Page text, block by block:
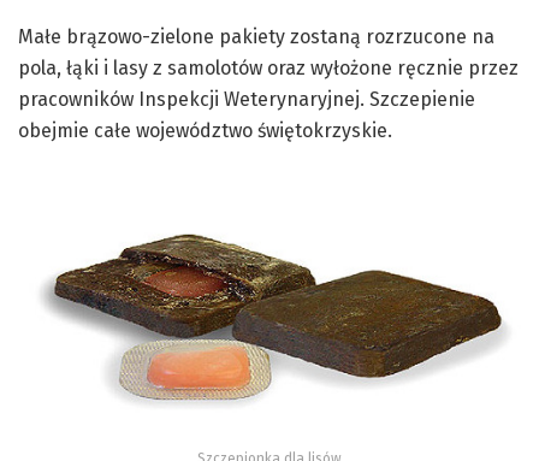
Małe brązowo-zielone pakiety zostaną rozrzucone na
pola, łąki i lasy z samolotów oraz wyłożone ręcznie przez
pracowników Inspekcji Weterynaryjnej. Szczepienie
obejmie całe województwo świętokrzyskie.